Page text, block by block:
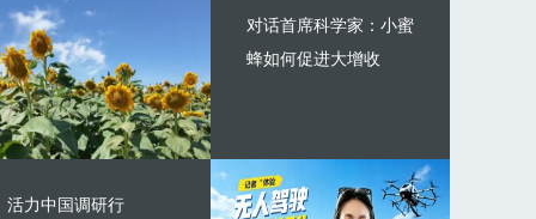
对话首席科学家：小蜜
蜂如何促进大增收
活力中国调研行